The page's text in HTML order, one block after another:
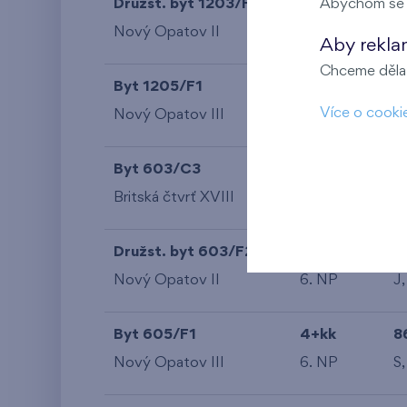
Družst. byt 1203/F2 4+kk
Nový Opatov II
Byt 1205/F1
Nový Opatov III 12. NP
Byt 603/C3
Britská čtvrť XVIII
Družst. byt 603/F2
Nový Opatov II 6. NP J,
Byt 605/F1 4+kk
Nový Opatov III 6. NP
Abychom se
Aby
Chceme
Více o